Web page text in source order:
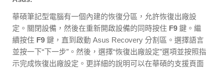
華碩筆記型電腦有一個內建的恢復分區，允許恢復出廠設
定。關閉設備，然後在重新開啟設備的同時按住 F9 鍵。繼
續按住 F9 鍵，直到啟動 Asus Recovery 分割區。選擇語言
並按一下“下一步”。然後，選擇“恢復出廠設定”選項並按照指
示完成恢復出廠設定。更詳細的說明可以在華碩的支援頁面